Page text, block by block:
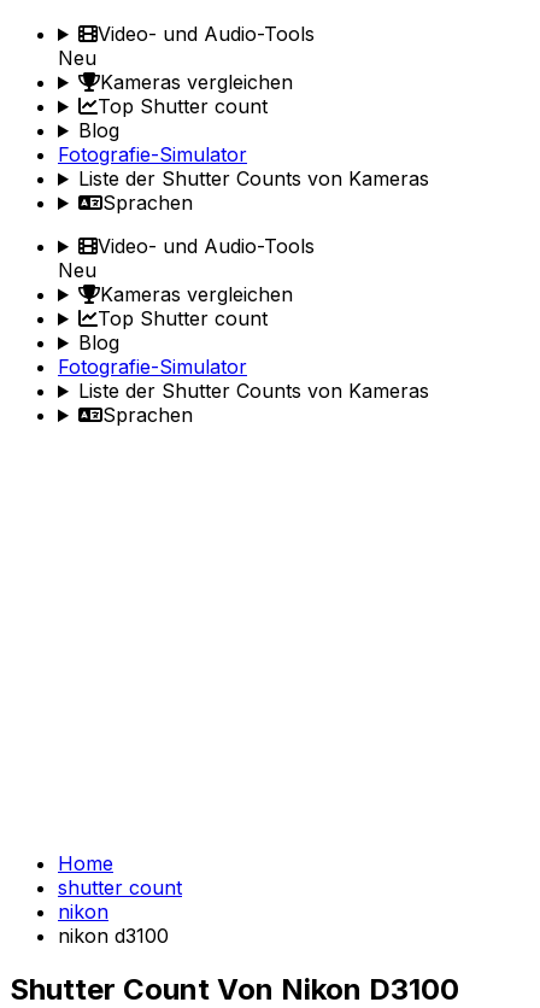
Video- und Audio-Tools
Neu
Kameras vergleichen
Top Shutter count
Blog
Fotografie-Simulator
Liste der Shutter Counts von Kameras
Sprachen
Video- und Audio-Tools
Neu
Kameras vergleichen
Top Shutter count
Blog
Fotografie-Simulator
Liste der Shutter Counts von Kameras
Sprachen
Home
shutter count
nikon
nikon d3100
Shutter Count Von Nikon D3100